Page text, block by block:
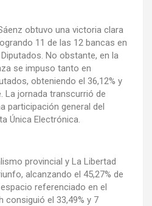
obtuvo una victoria clara
11 de las 12 bancas en
No obstante, en la
se impuso tanto en
obteniendo el 36,12% y
La jornada transcurrió de
participación general del
Única Electrónica.
provincial y La Libertad
alcanzando el 45,27% de
referenciado en el
consiguió el 33,49% y 7